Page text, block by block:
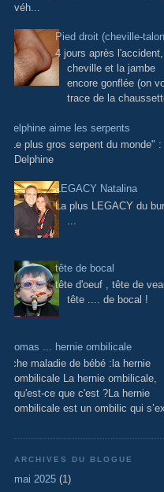
véh...
Pied droit (cheville-
4 jours après
cheville et la jambe
encore gonflée (on
trace de la
Delphine aime les serpents
"Le plus gros serpent du monde" :
Delphine
LEGACY Natalina
La plus LEGACY du
...
tête de bocal
tête d'oeuf , tête de
tête .... de bocal !
Thomas ... hernie ombilicale
Fiche maladie de bébé :la hernie
ombilicale La hernie ombilicale,
qu'est-ce que c'est ?La hernie
ombilicale est un ombilic qui
ARCHIVES DU BLOGUE
mai 2025 (1)